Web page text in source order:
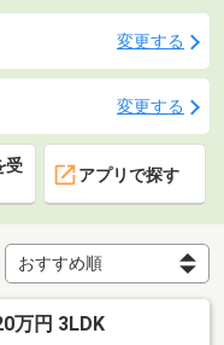
変更する
変更する
受
アプリで探す
万円 3LDK